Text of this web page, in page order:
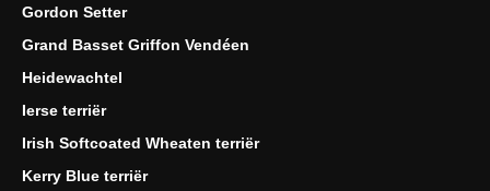
Gordon Setter
Grand Basset Griffon Vendéen
Heidewachtel
Ierse terriër
Irish Softcoated Wheaten terriër
Kerry Blue terriër